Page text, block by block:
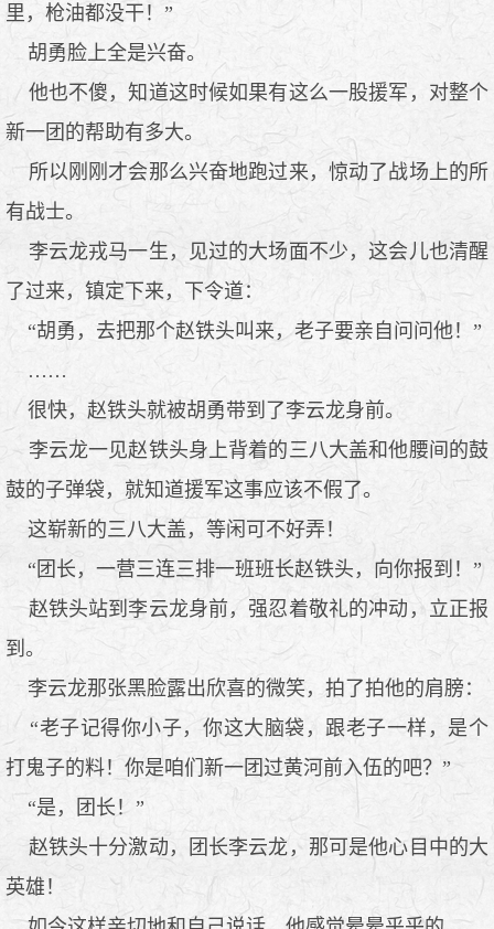
里，枪油都没干！”
胡勇脸上全是兴奋。
他也不傻，知道这时候如果有这么一股援军，对整个
新一团的帮助有多大。
所以刚刚才会那么兴奋地跑过来，惊动了战场上的所
有战士。
李云龙戎马一生，见过的大场面不少，这会儿也清醒
了过来，镇定下来，下令道：
“胡勇，去把那个赵铁头叫来，老子要亲自问问他！”
……
很快，赵铁头就被胡勇带到了李云龙身前。
李云龙一见赵铁头身上背着的三八大盖和他腰间的鼓
鼓的子弹袋，就知道援军这事应该不假了。
这崭新的三八大盖，等闲可不好弄！
“团长，一营三连三排一班班长赵铁头，向你报到！”
赵铁头站到李云龙身前，强忍着敬礼的冲动，立正报
到。
李云龙那张黑脸露出欣喜的微笑，拍了拍他的肩膀：
“老子记得你小子，你这大脑袋，跟老子一样，是个
打鬼子的料！你是咱们新一团过黄河前入伍的吧？”
“是，团长！”
赵铁头十分激动，团长李云龙，那可是他心目中的大
英雄！